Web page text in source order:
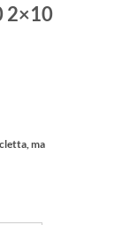
2×10
ma